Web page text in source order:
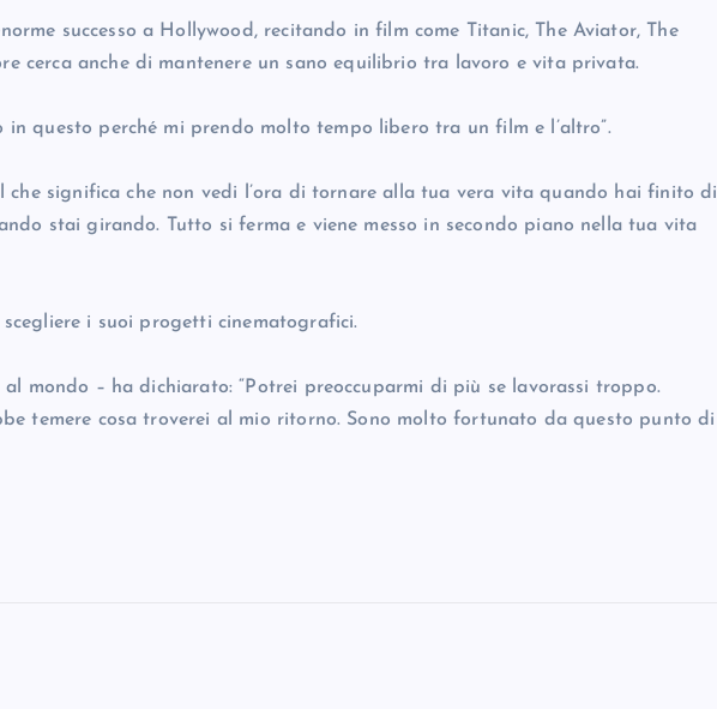
successo a Hollywood, recitando in film come Titanic, The Aviator, The
cerca anche di mantenere un sano equilibrio tra lavoro e vita privata.
in questo perché mi prendo molto tempo libero tra un film e l’altro”.
che significa che non vedi l’ora di tornare alla tua vera vita quando hai finito di
stai girando. Tutto si ferma e viene messo in secondo piano nella tua vita
i suoi progetti cinematografici.
mondo – ha dichiarato: “Potrei preoccuparmi di più se lavorassi troppo.
temere cosa troverei al mio ritorno. Sono molto fortunato da questo punto di